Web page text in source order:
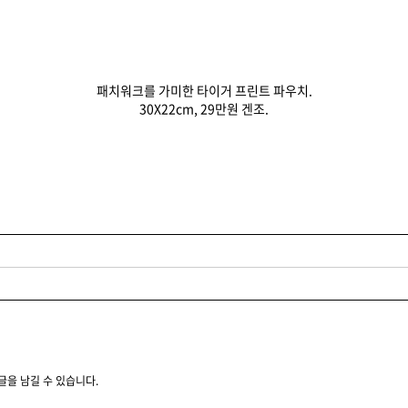
패치워크를 가미한 타이거 프린트 파우치.
30X22cm, 29만원 겐조.
을 남길 수 있습니다.